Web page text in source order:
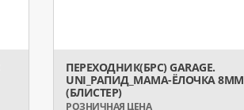
ПЕРЕХОДНИК(БРС) GARAGE.
UNI_РАПИД_МАМА-ЁЛОЧКА 8ММ
(БЛИСТЕР)